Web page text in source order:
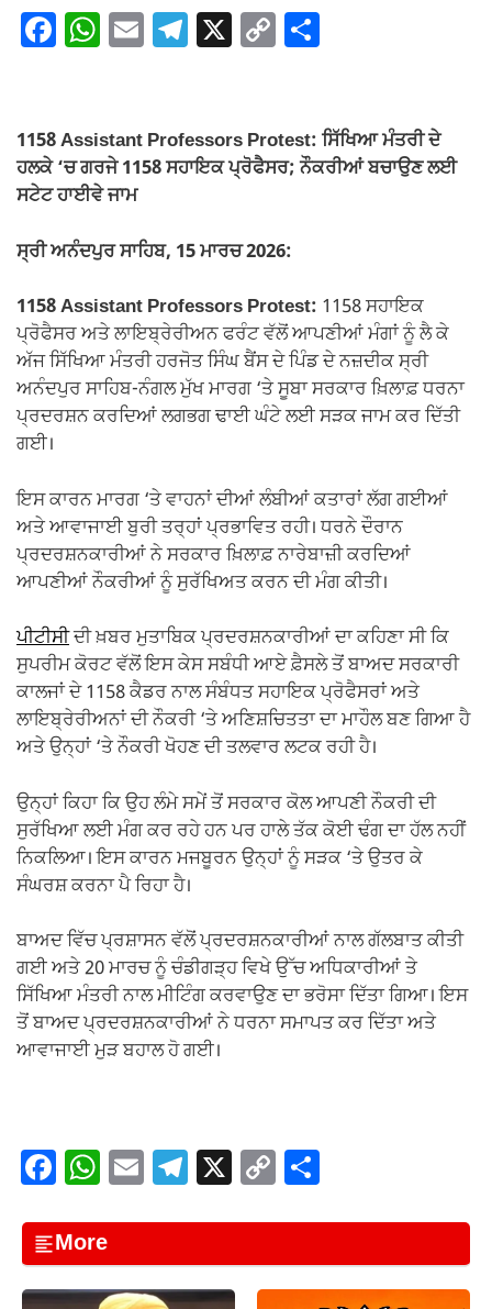
F
e
b
o
o
W
s
A
p
p
E T
gr
a
X C
y
Li
k
e
1158 Assistant Professors Protest: ਸਿੱਖਿਆ ਮੰਤਰੀ ਦੇ
ਹਲਕੇ ‘ਚ ਗਰਜੇ 1158 ਸਹਾਇਕ ਪ੍ਰੋਫੈਸਰ; ਨੌਕਰੀਆਂ ਬਚਾਉਣ ਲਈ
ਸਟੇਟ ਹਾਈਵੇ ਜਾਮ
ਸ੍ਰੀ ਅਨੰਦਪੁਰ ਸਾਹਿਬ, 15 ਮਾਰਚ 2026:
1158 Assistant Professors Protest: 1158 ਸਹਾਇਕ
ਪ੍ਰੋਫੈਸਰ ਅਤੇ ਲਾਇਬ੍ਰੇਰੀਅਨ ਫਰੰਟ ਵੱਲੋਂ ਆਪਣੀਆਂ ਮੰਗਾਂ ਨੂੰ ਲੈ ਕੇ
ਅੱਜ ਸਿੱਖਿਆ ਮੰਤਰੀ ਹਰਜੋਤ ਸਿੰਘ ਬੈਂਸ ਦੇ ਪਿੰਡ ਦੇ ਨਜ਼ਦੀਕ ਸ੍ਰੀ
ਅਨੰਦਪੁਰ ਸਾਹਿਬ-ਨੰਗਲ ਮੁੱਖ ਮਾਰਗ ‘ਤੇ ਸੂਬਾ ਸਰਕਾਰ ਖ਼ਿਲਾਫ਼ ਧਰਨਾ
ਪ੍ਰਦਰਸ਼ਨ ਕਰਦਿਆਂ ਲਗਭਗ ਢਾਈ ਘੰਟੇ ਲਈ ਸੜਕ ਜਾਮ ਕਰ ਦਿੱਤੀ
ਗਈ।
ਇਸ ਕਾਰਨ ਮਾਰਗ ‘ਤੇ ਵਾਹਨਾਂ ਦੀਆਂ ਲੰਬੀਆਂ ਕਤਾਰਾਂ ਲੱਗ ਗਈਆਂ
ਅਤੇ ਆਵਾਜਾਈ ਬੁਰੀ ਤਰ੍ਹਾਂ ਪ੍ਰਭਾਵਿਤ ਰਹੀ। ਧਰਨੇ ਦੌਰਾਨ
ਪ੍ਰਦਰਸ਼ਨਕਾਰੀਆਂ ਨੇ ਸਰਕਾਰ ਖ਼ਿਲਾਫ਼ ਨਾਰੇਬਾਜ਼ੀ ਕਰਦਿਆਂ
ਆਪਣੀਆਂ ਨੌਕਰੀਆਂ ਨੂੰ ਸੁਰੱਖਿਅਤ ਕਰਨ ਦੀ ਮੰਗ ਕੀਤੀ।
ਪੀਟੀਸੀਦੀ ਖ਼ਬਰ ਮੁਤਾਬਿਕ ਪ੍ਰਦਰਸ਼ਨਕਾਰੀਆਂ ਦਾ ਕਹਿਣਾ ਸੀ ਕਿ
ਸੁਪਰੀਮ ਕੋਰਟ ਵੱਲੋਂ ਇਸ ਕੇਸ ਸਬੰਧੀ ਆਏ ਫ਼ੈਸਲੇ ਤੋਂ ਬਾਅਦ ਸਰਕਾਰੀ
ਕਾਲਜਾਂ ਦੇ 1158 ਕੈਡਰ ਨਾਲ ਸੰਬੰਧਤ ਸਹਾਇਕ ਪ੍ਰੋਫੈਸਰਾਂ ਅਤੇ
ਲਾਇਬ੍ਰੇਰੀਅਨਾਂ ਦੀ ਨੌਕਰੀ ‘ਤੇ ਅਣਿਸ਼ਚਿਤਤਾ ਦਾ ਮਾਹੌਲ ਬਣ ਗਿਆ ਹੈ
ਅਤੇ ਉਨ੍ਹਾਂ ‘ਤੇ ਨੌਕਰੀ ਖੋਹਣ ਦੀ ਤਲਵਾਰ ਲਟਕ ਰਹੀ ਹੈ।
ਉਨ੍ਹਾਂ ਕਿਹਾ ਕਿ ਉਹ ਲੰਮੇ ਸਮੇਂ ਤੋਂ ਸਰਕਾਰ ਕੋਲ ਆਪਣੀ ਨੌਕਰੀ ਦੀ
ਸੁਰੱਖਿਆ ਲਈ ਮੰਗ ਕਰ ਰਹੇ ਹਨ ਪਰ ਹਾਲੇ ਤੱਕ ਕੋਈ ਢੰਗ ਦਾ ਹੱਲ ਨਹੀਂ
ਨਿਕਲਿਆ। ਇਸ ਕਾਰਨ ਮਜਬੂਰਨ ਉਨ੍ਹਾਂ ਨੂੰ ਸੜਕ ‘ਤੇ ਉਤਰ ਕੇ
ਸੰਘਰਸ਼ ਕਰਨਾ ਪੈ ਰਿਹਾ ਹੈ।
ਬਾਅਦ ਵਿੱਚ ਪ੍ਰਸ਼ਾਸਨ ਵੱਲੋਂ ਪ੍ਰਦਰਸ਼ਨਕਾਰੀਆਂ ਨਾਲ ਗੱਲਬਾਤ ਕੀਤੀ
ਗਈ ਅਤੇ 20 ਮਾਰਚ ਨੂੰ ਚੰਡੀਗੜ੍ਹ ਵਿਖੇ ਉੱਚ ਅਧਿਕਾਰੀਆਂ ਤੇ
ਸਿੱਖਿਆ ਮੰਤਰੀ ਨਾਲ ਮੀਟਿੰਗ ਕਰਵਾਉਣ ਦਾ ਭਰੋਸਾ ਦਿੱਤਾ ਗਿਆ। ਇਸ
ਤੋਂ ਬਾਅਦ ਪ੍ਰਦਰਸ਼ਨਕਾਰੀਆਂ ਨੇ ਧਰਨਾ ਸਮਾਪਤ ਕਰ ਦਿੱਤਾ ਅਤੇ
ਆਵਾਜਾਈ ਮੁੜ ਬਹਾਲ ਹੋ ਗਈ।
F
c
e
W
at
s
E
ail
T
e
gr
X C
p
y
ar
e
More